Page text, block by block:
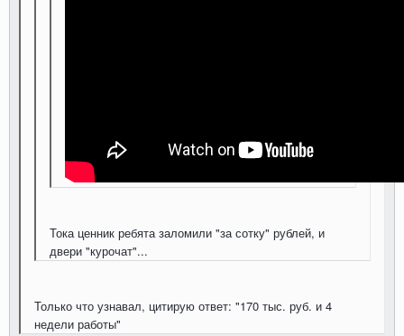
Тока ценник ребята заломили "за сотку" рублей, и
двери "курочат"...
Только что узнавал, цитирую ответ: "170 тыс. руб. и 4
недели работы"